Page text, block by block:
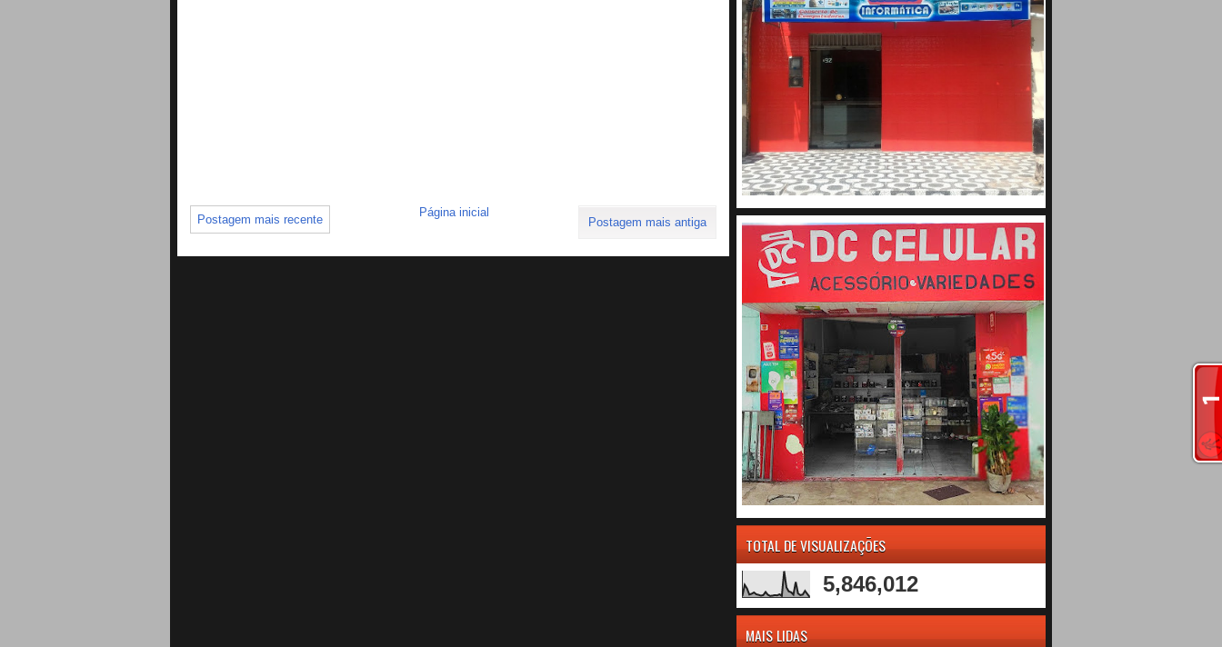
Postagem mais recente Postagem mais antiga
Página inicial
TOTAL DE VISUALIZAÇÕES
5,846,012
MAIS LIDAS